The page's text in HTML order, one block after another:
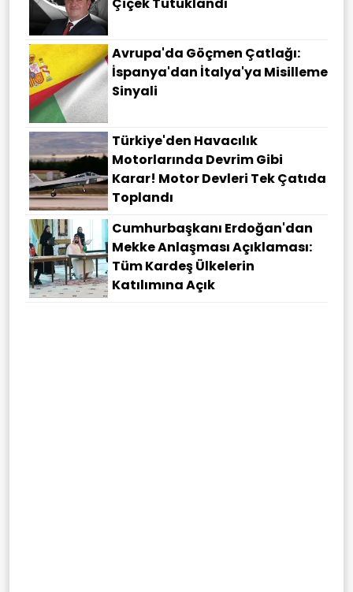
Çiçek Tutuklandı
Avrupa'da Göçmen Çatlağı:
İspanya'dan İtalya'ya Misilleme
Sinyali
Türkiye'den Havacılık
Motorlarında Devrim Gibi
Karar! Motor Devleri Tek Çatıda
Toplandı
Cumhurbaşkanı Erdoğan'dan
Mekke Anlaşması Açıklaması:
Tüm Kardeş Ülkelerin
Katılımına Açık